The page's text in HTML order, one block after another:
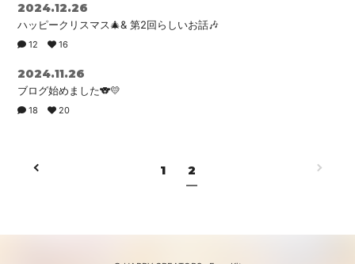
2024.12.26
ハッピークリスマス🎄& 第2回らしいお話🎶
12 16
2024.11.26
ブログ始めました🐨💛
18 20
1 2